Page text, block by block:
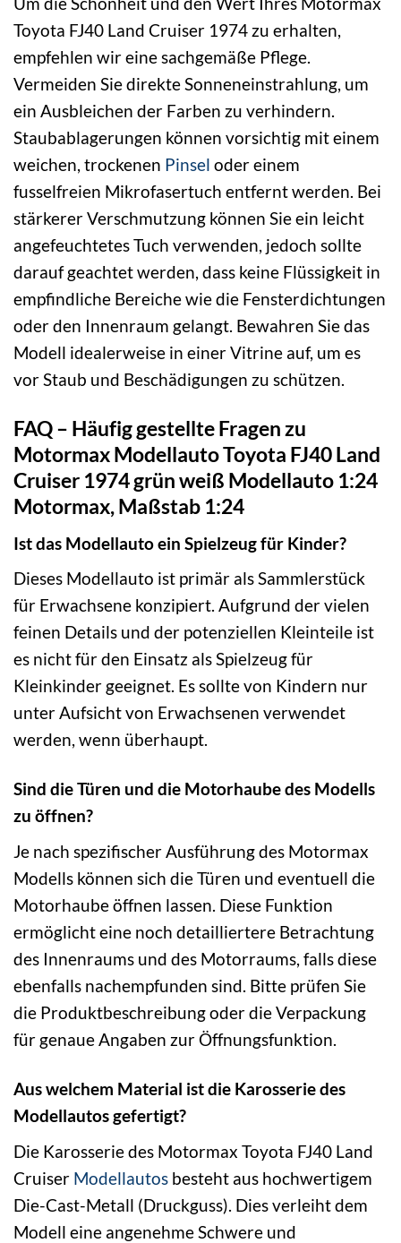
Toyota FJ40 Land Cruiser 1974 zu erhalten,
empfehlen wir eine sachgemäße Pflege.
Vermeiden Sie direkte Sonneneinstrahlung, um
ein Ausbleichen der Farben zu verhindern.
Staubablagerungen können vorsichtig mit einem
weichen, trockenen Pinsel oder einem
fusselfreien Mikrofasertuch entfernt werden. Bei
stärkerer Verschmutzung können Sie ein leicht
angefeuchtetes Tuch verwenden, jedoch sollte
darauf geachtet werden, dass keine Flüssigkeit in
empfindliche Bereiche wie die Fensterdichtungen
oder den Innenraum gelangt. Bewahren Sie das
Modell idealerweise in einer Vitrine auf, um es
vor Staub und Beschädigungen zu schützen.
FAQ – Häufig gestellte Fragen zu
Motormax Modellauto Toyota FJ40 Land
Cruiser 1974 grün weiß Modellauto 1:24
Motormax, Maßstab 1:24
Ist das Modellauto ein Spielzeug für Kinder?
Dieses Modellauto ist primär als Sammlerstück
für Erwachsene konzipiert. Aufgrund der vielen
feinen Details und der potenziellen Kleinteile ist
es nicht für den Einsatz als Spielzeug für
Kleinkinder geeignet. Es sollte von Kindern nur
unter Aufsicht von Erwachsenen verwendet
werden, wenn überhaupt.
Sind die Türen und die Motorhaube des Modells
zu öffnen?
Je nach spezifischer Ausführung des Motormax
Modells können sich die Türen und eventuell die
Motorhaube öffnen lassen. Diese Funktion
ermöglicht eine noch detailliertere Betrachtung
des Innenraums und des Motorraums, falls diese
ebenfalls nachempfunden sind. Bitte prüfen Sie
die Produktbeschreibung oder die Verpackung
für genaue Angaben zur Öffnungsfunktion.
Aus welchem Material ist die Karosserie des
Modellautos gefertigt?
Die Karosserie des Motormax Toyota FJ40 Land
Cruiser Modellautos besteht aus hochwertigem
Die-Cast-Metall (Druckguss). Dies verleiht dem
Modell eine angenehme Schwere und